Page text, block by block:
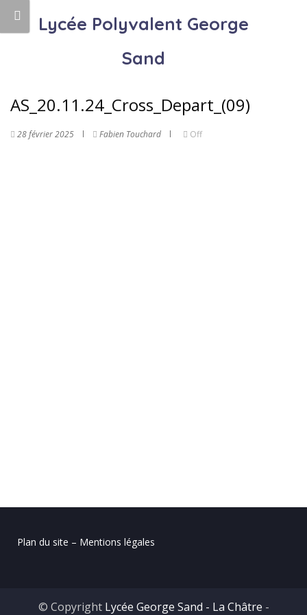
Lycée Polyvalent George
Sand
AS_20.11.24_Cross_Depart_(09)
28 février 2025 Fabien Touchard Off
Plan du site – Mentions légales
© Copyright Lycée George Sand - La Châtre -